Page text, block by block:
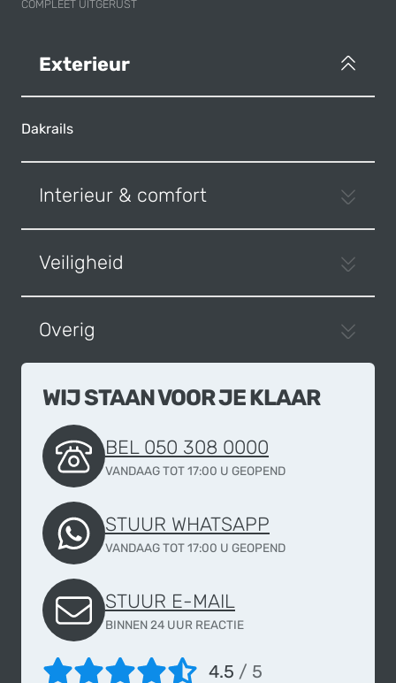
COMPLEET UITGERUST
Exterieur
Dakrails
Interieur & comfort
Veiligheid
Overig
WIJ STAAN VOOR JE KLAAR
BEL 050 308 0000
VANDAAG TOT 17:00 U GEOPEND
STUUR WHATSAPP
VANDAAG TOT 17:00 U GEOPEND
STUUR E-MAIL
BINNEN 24 UUR REACTIE
4.5 / 5